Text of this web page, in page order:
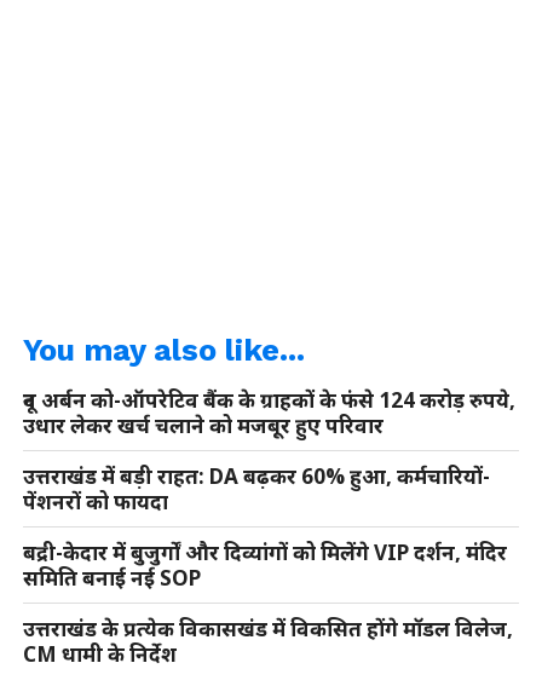
You may also like...
दून अर्बन को-ऑपरेटिव बैंक के ग्राहकों के फंसे 124 करोड़ रुपये,
उधार लेकर खर्च चलाने को मजबूर हुए परिवार
उत्तराखंड में बड़ी राहत: DA बढ़कर 60% हुआ, कर्मचारियों-
पेंशनरों को फायदा
बद्री-केदार में बुजुर्गों और दिव्यांगों को मिलेंगे VIP दर्शन, मंदिर
समिति बनाई नई SOP
उत्तराखंड के प्रत्येक विकासखंड में विकसित होंगे मॉडल विलेज,
CM धामी के निर्देश